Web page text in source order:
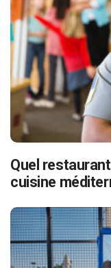
Quel
cuisine